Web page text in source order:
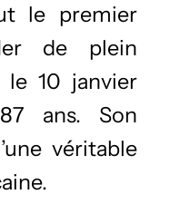
le premier
de plein
le 10 janvier
ans. Son
véritable